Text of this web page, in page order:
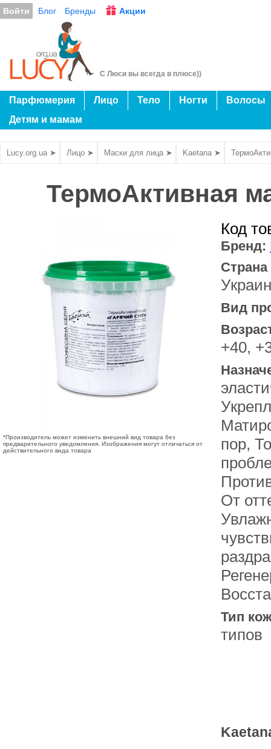
Войти Блог Бренды Акции
С Люси вы всегда в плюсе))
Парфюмерия Лицо Тело Ногти
Волосы
Детям и мамам
Lucy.org.ua ➤ Лицо ➤ Маски для лица ➤ Kaetana ➤
ТермоАктивная
*Производитель может изменить внешний вид товара без
предварительного уведомления. Изображения могут отличаться от
действительного вида товара
Код
Бренд:
Вид
+40,
пор,
От
Тип
типов